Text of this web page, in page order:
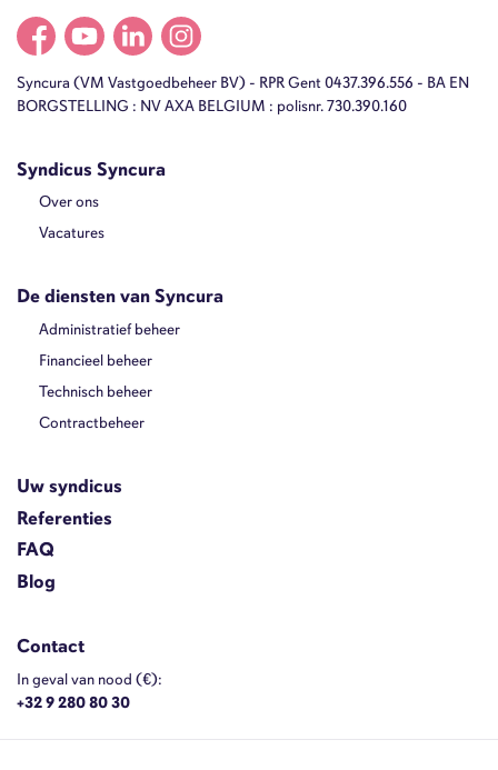
Syncura (VM Vastgoedbeheer BV) - RPR Gent 0437.396.556 - BA EN
BORGSTELLING : NV AXA BELGIUM : polisnr. 730.390.160
Syndicus Syncura
Over ons
Vacatures
De diensten van Syncura
Administratief beheer
Financieel beheer
Technisch beheer
Contractbeheer
Uw syndicus
Referenties
FAQ
Blog
Contact
In geval van nood (€):
+32 9 280 80 30